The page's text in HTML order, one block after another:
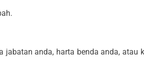
jabatan anda, harta benda anda, atau